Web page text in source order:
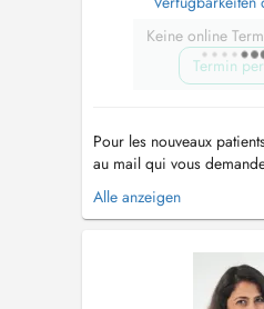
Keine online
Termin
Pour les nouveaux
au mail qui vous
(adresse, matricule, etc),
celui-ci sera supprimé. e
RENSEIGNEMENT
VACCINATION COVID:
https://
Alle anzeigen